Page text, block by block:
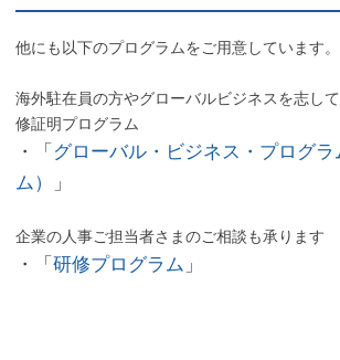
他にも以下のプログラムをご用意しています。
海外駐在員の方やグローバルビジネスを志し
修証明プログラム
・「 グローバル・ビジネス・プログラ
ム）
」
企業の人事ご担当者さまのご相談も承ります
・「 研修プログラム 」